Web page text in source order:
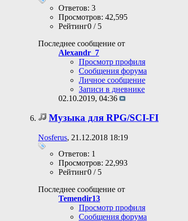
Ответов: 3
Просмотров: 42,595
Рейтинг0 / 5
Последнее сообщение от
Alexandr_7
Просмотр профиля
Сообщения форума
Личное сообщение
Записи в дневнике
02.10.2019, 04:36
Музыка для RPG/SCI-FI
Nosferus, 21.12.2018 18:19
Ответов: 1
Просмотров: 22,993
Рейтинг0 / 5
Последнее сообщение от
Temendir13
Просмотр профиля
Сообщения форума